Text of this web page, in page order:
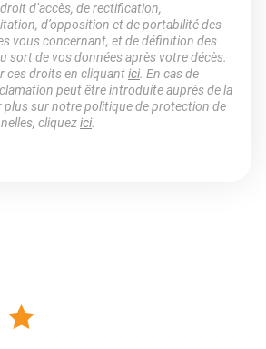
d’accès, de rectification,
d’opposition et de portabilité des
vous concernant, et de définition des
sort de vos données après votre décès.
ces droits en cliquantici. En cas de
peut être introduite auprès de la
plus sur notre politique de protection de
cliquezici.